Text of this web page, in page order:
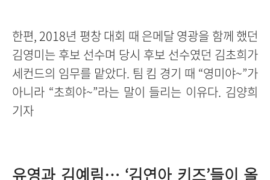
한편, 2018년 평창 대회 때 은메달 영광을 함께 했던
김영미는 후보 선수며 당시 후보 선수였던 김초희가
세컨드의 임무를 맡았다. 팀 킴 경기 때 “영미야~”가
아니라 “초희야~”라는 말이 들리는 이유다. 김양희
기자
유영과 김예림… ‘김연아 키즈’들이 올